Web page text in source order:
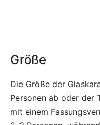
Größe
Die Größe der
Personen ab oder der
mit einem